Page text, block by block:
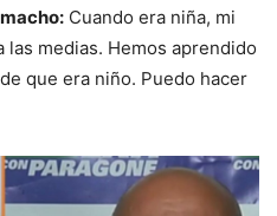
Cuando era niña, mi
las medias. Hemos aprendido
que era niño. Puedo hacer